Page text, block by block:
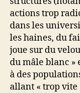
actions trop
dans les
les haines, du
joue sur du
du mâle blanc »
à des
allant « trop vite